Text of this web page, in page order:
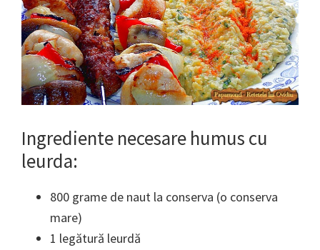
Ingrediente necesare humus cu
leurda:
800 grame de naut la conserva (o conserva
mare)
1 legătură leurdă